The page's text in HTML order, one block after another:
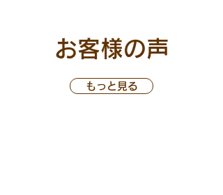
お客様の声
もっと見る